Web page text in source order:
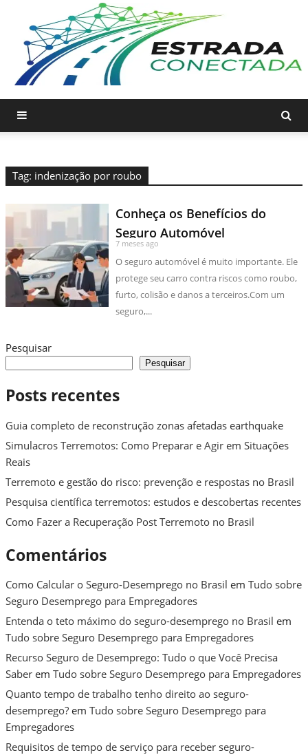
Tag: indenização por roubo
Conheça os Benefícios do
Seguro Automóvel
7 meses ago
O seguro automóvel é muito importante. Ele
protege seu carro contra riscos como roubo,
furto, colisão e danos a terceiros.Com um
seguro,...
Pesquisar
Pesquisar
Posts recentes
Guia completo de reconstrução zonas afetadas earthquake
Simulacros Terremotos: Como Preparar e Agir em Situações
Reais
Terremoto e gestão do risco: prevenção e respostas no Brasil
Pesquisa científica terremotos: estudos e descobertas recentes
Como Fazer a Recuperação Post Terremoto no Brasil
Comentários
Como Calcular o Seguro-Desemprego no Brasil em Tudo sobre
Seguro Desemprego para Empregadores
Entenda o teto máximo do seguro-desemprego no Brasil em
Tudo sobre Seguro Desemprego para Empregadores
Recurso Seguro de Desemprego: Tudo o que Você Precisa
Saber em Tudo sobre Seguro Desemprego para Empregadores
Quanto tempo de trabalho tenho direito ao seguro-
desemprego? em Tudo sobre Seguro Desemprego para
Empregadores
Requisitos de tempo de serviço para receber seguro-